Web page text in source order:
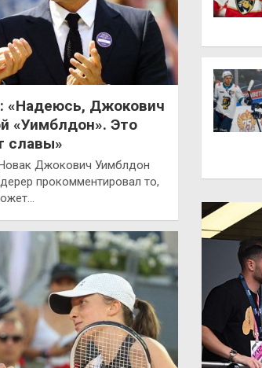
«Надеюсь, Джокович
«Уимблдон». Это
славы»
Джокович Уимблдон
прокомментировал то,